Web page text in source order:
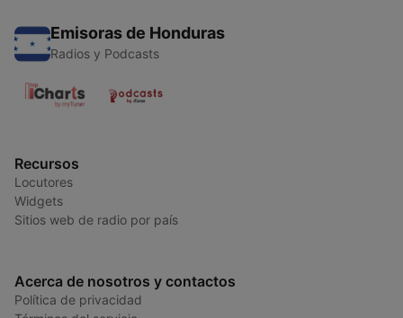
Emisoras de Honduras
Radios y Podcasts
Recursos
Locutores
Widgets
Sitios web de radio por país
Acerca de nosotros y contactos
Política de privacidad